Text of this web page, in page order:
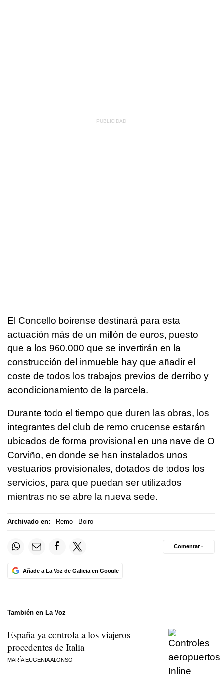
El Concello boirense destinará para esta
actuación más de un millón de euros, puesto
que a los 960.000 que se invertirán en la
construcción del inmueble hay que añadir el
coste de todos los trabajos previos de derribo y
acondicionamiento de la parcela.
Durante todo el tiempo que duren las obras, los
integrantes del club de remo crucense estarán
ubicados de forma provisional en una nave de O
Corviño, en donde se han instalados unos
vestuarios provisionales, dotados de todos los
servicios, para que puedan ser utilizados
mientras no se abre la nueva sede.
Archivado en: Remo Boiro
Añade a La Voz de Galicia en Google
Comentar ·
También en La Voz
España ya controla a los viajeros
procedentes de Italia
MARÍA EUGENIA ALONSO